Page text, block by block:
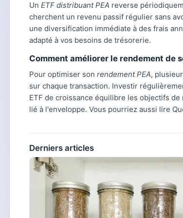
Un ETF distribuant PEA reverse
cherchent un revenu passif régulier sans
une diversification immédiate à des frais
adapté à vos besoins de trésorerie.
Comment améliorer le rendement de
Pour optimiser son rendement PEA,
sur chaque transaction. Investir
ETF de croissance équilibre les objectifs
lié à l'enveloppe. Vous pourriez aussi lire
Derniers articles